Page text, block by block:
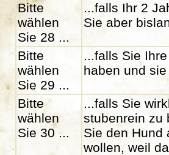
Bitte
wählen
Sie 28 ...
...falls Ihr 2
Sie aber
Bitte
wählen
Sie 29 ...
...falls Sie
haben und
Bitte
wählen
Sie 30 ...
...falls Sie
stubenrein zu
Sie den Hund
wollen, weil